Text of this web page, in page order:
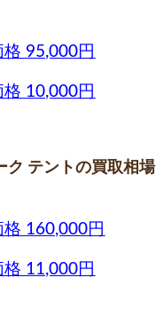
95,000円
10,000円
ク テントの買取相場
格 160,000円
11,000円